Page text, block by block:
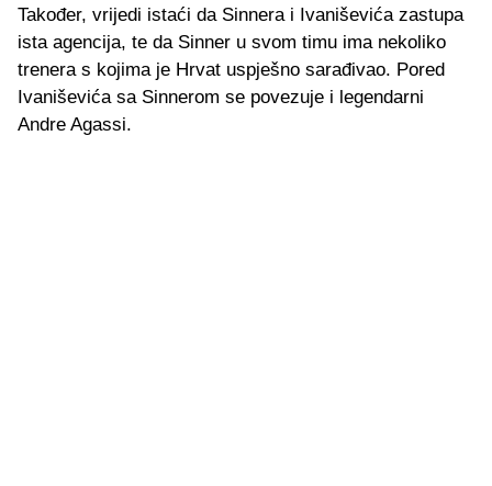
Također, vrijedi istaći da Sinnera i Ivaniševića zastupa
ista agencija, te da Sinner u svom timu ima nekoliko
trenera s kojima je Hrvat uspješno sarađivao. Pored
Ivaniševića sa Sinnerom se povezuje i legendarni
Andre Agassi.